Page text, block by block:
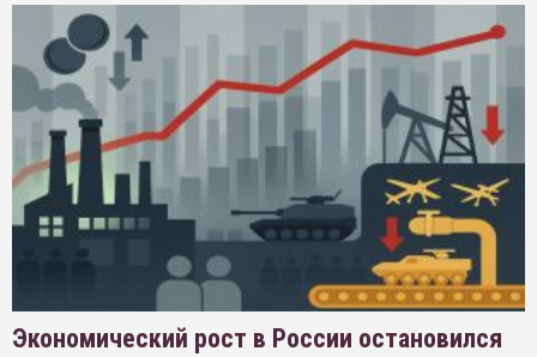
Экономический рост в России остановился